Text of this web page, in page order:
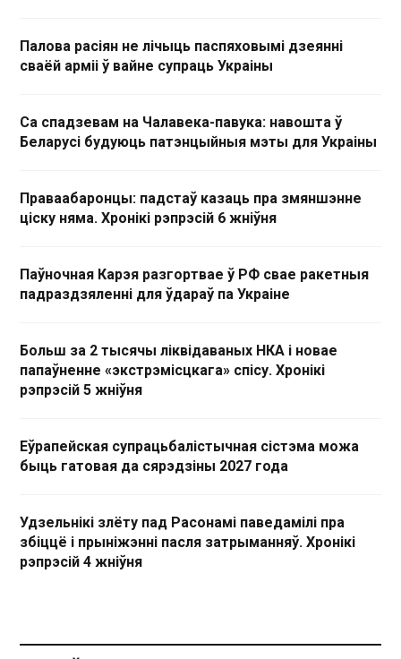
Палова расіян не лічыць паспяховымі дзеянні
сваёй арміі ў вайне супраць Украіны
Са спадзевам на Чалавека-павука: навошта ў
Беларусі будуюць патэнцыйныя мэты для Украіны
Праваабаронцы: падстаў казаць пра змяншэнне
ціску няма. Хронікі рэпрэсій 6 жніўня
Паўночная Карэя разгортвае ў РФ свае ракетныя
падраздзяленні для ўдараў па Украіне
Больш за 2 тысячы ліквідаваных НКА і новае
папаўненне «экстрэмісцкага» спісу. Хронікі
рэпрэсій 5 жніўня
Еўрапейская супрацьбалістычная сістэма можа
быць гатовая да сярэдзіны 2027 года
Удзельнікі злёту пад Расонамі паведамілі пра
збіццё і прыніжэнні пасля затрыманняў. Хронікі
рэпрэсій 4 жніўня